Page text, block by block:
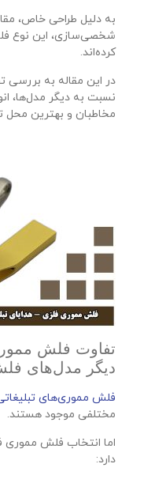
به دلیل طراحی خاص،
شخصی‌سازی، این نوع
کرده‌اند.
در این مقاله به بررسی
نسبت به دیگر مدل‌ها،
مخاطبان و بهترین محل
تفاوت فلش
دیگر مدل‌های
فلش مموری‌های
مختلفی موجود هستند.
اما انتخاب فلش مموری
دارد: